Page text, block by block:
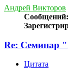
Андрей Викторов
Сообщений:
Re: Семинар
Цитата